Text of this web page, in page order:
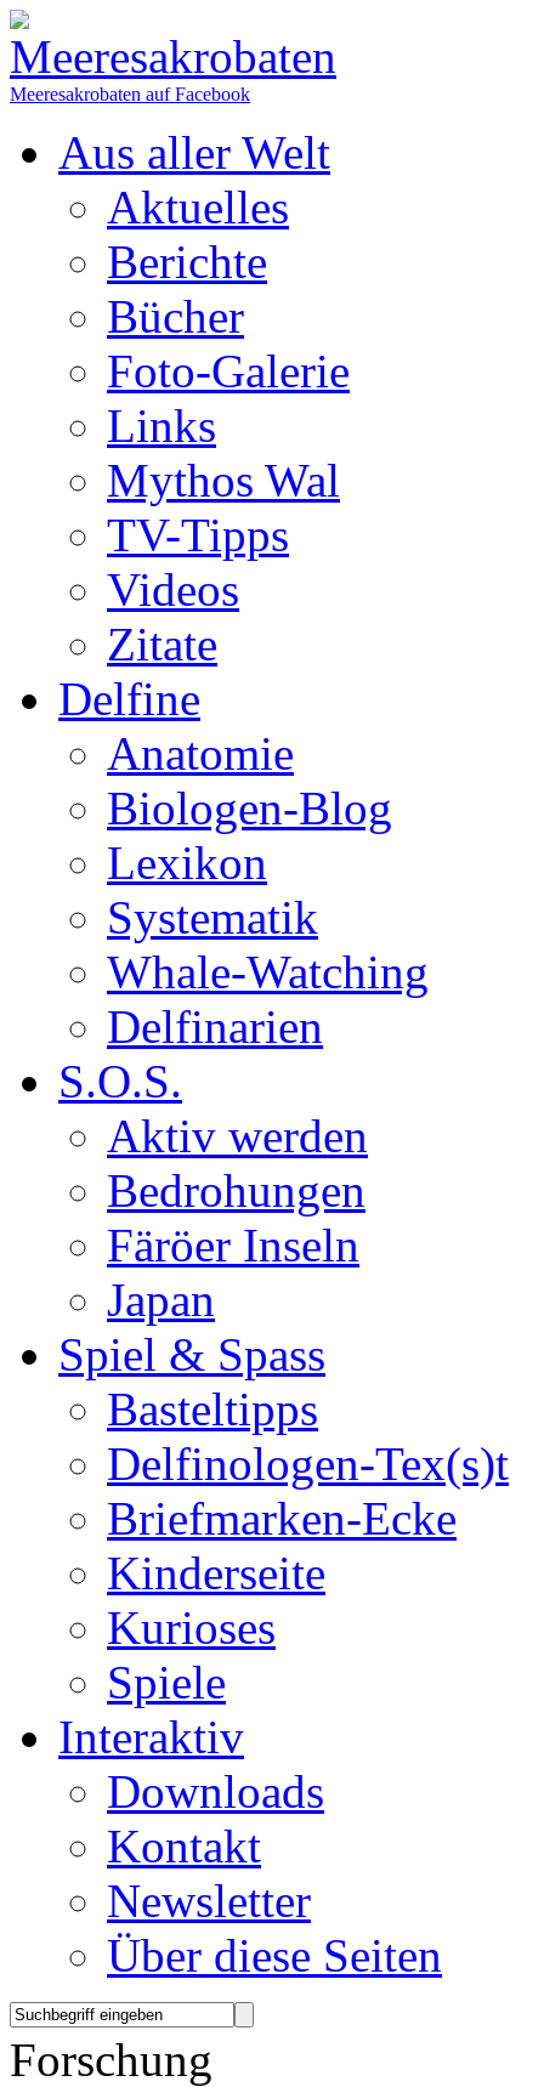
Meeresakrobaten auf Facebook
Aus aller Welt
Aktuelles
Berichte
Bücher
Foto-Galerie
Links
Mythos Wal
TV-Tipps
Videos
Zitate
Delfine
Anatomie
Biologen-Blog
Lexikon
Systematik
Whale-Watching
Delfinarien
S.O.S.
Aktiv werden
Bedrohungen
Färöer Inseln
Japan
Spiel & Spass
Basteltipps
Delfinologen-Tex(s)t
Briefmarken-Ecke
Kinderseite
Kurioses
Spiele
Interaktiv
Downloads
Kontakt
Newsletter
Über diese Seiten
Forschung